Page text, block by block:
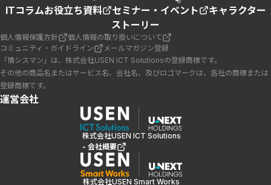
ITコラムお役立ち資料 セミナー・イベント
キャラクター
ストーリー
個人情報保護方針
個人情報の取り扱いについて
コミュニティ・ガイドライン
メールマガジン登録
「情シスマン」は、株式会社USEN ICT Solutionsの登録商標です。
その他の商品名またはサービス名、会社名、及びロゴマークは、各社の商標または
登録商標です。
運営会社
株式会社USEN ICT Solutions
- 会社概要
株式会社USEN Smart Works